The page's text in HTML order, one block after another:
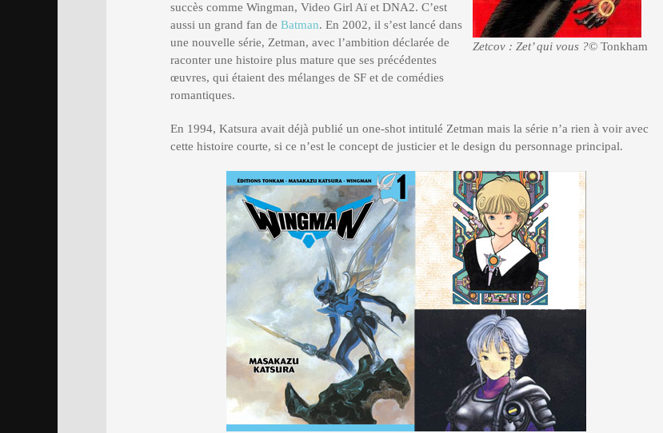
Zetcov : Zet’ qui vous ?© Tonkham
succès comme Wingman, Video Girl Aï et DNA2. C’est
aussi un grand fan de Batman. En 2002, il s’est lancé dans
une nouvelle série, Zetman, avec l’ambition déclarée de
raconter une histoire plus mature que ses précédentes
œuvres, qui étaient des mélanges de SF et de comédies
romantiques.
En 1994, Katsura avait déjà publié un one-shot intitulé Zetman mais la série n’a rien à voir avec
cette histoire courte, si ce n’est le concept de justicier et le design du personnage principal.